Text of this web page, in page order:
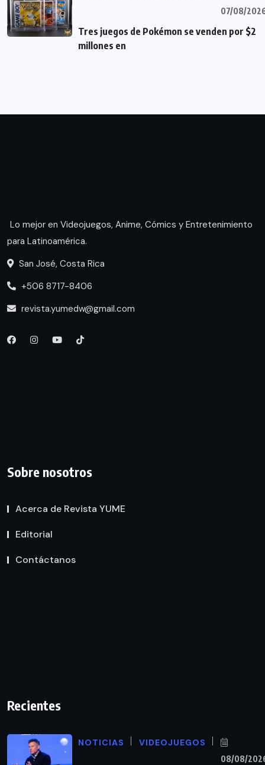
07/08/
Tres juegos de Pokémon se venden por $2
millones en
Lo mejor en Videojuegos, Anime, Cómics y Entretenimiento
para Latinoamérica.
San José, Costa Rica
+506 8717-8406
revista.yumedw@gmail.com
Sobre nosotros
Acerca de Revista YUME
Editorial
Contáctanos
Recientes
NOTICIAS VIDEOJUEGOS
08/08/